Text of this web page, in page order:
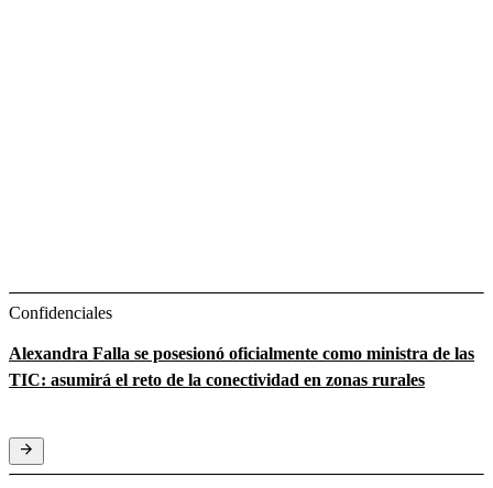
Confidenciales
Alexandra Falla se posesionó oficialmente como ministra de las
TIC: asumirá el reto de la conectividad en zonas rurales